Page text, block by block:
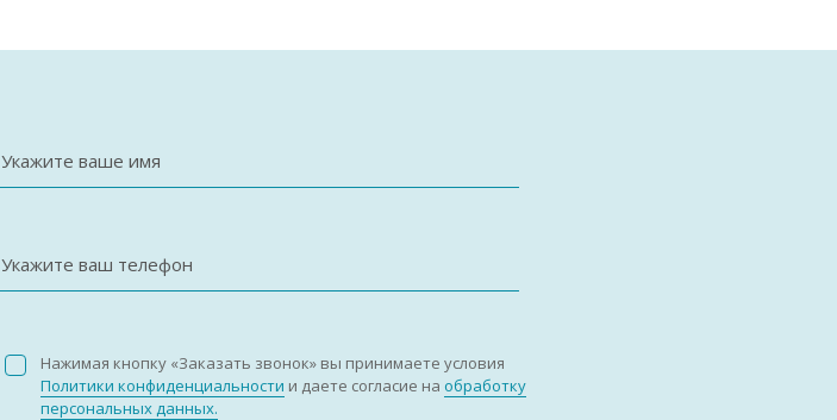
Укажите ваше имя
Укажите ваш телефон
Нажимая кнопку «Заказать звонок» вы принимаете условия
Политики конфиденциальности и даете согласие на обработку
персональных данных.